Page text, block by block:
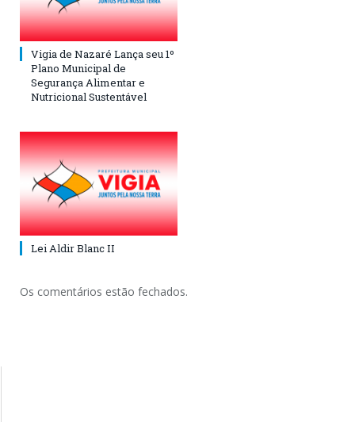
Vigia de Nazaré Lança seu 1º
Plano Municipal de
Segurança Alimentar e
Nutricional Sustentável
Lei Aldir Blanc II
Os comentários estão fechados.